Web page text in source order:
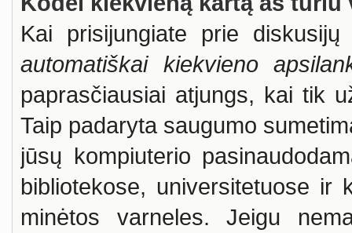
Kai prisijungiate prie
automatiškai kiekvieno
paprasčiausiai atjungs, kai tik
Taip padaryta saugumo
jūsų kompiuterio
bibliotekose, universitetuose ir
minėtos varneles. Jeigu